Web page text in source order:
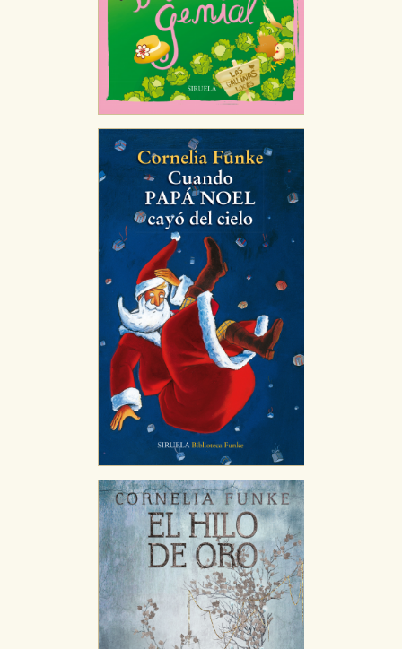
CONFIGURACIÓN DE COOKIES
RECHAZAR TODO
Cookies necesarias
Estas cookies son necesarias para que nuestro sitio
web funcione y no es posible deshabilitarlas desde
nuestro sistema. Es posible hacerlo desde el
navegador, pero en ese caso es posible que algunas
áreas de nuestra web dejen de funcionar
correctamente.
Cookies de rendimiento y analíticas
Estas cookies se utilizan para mejorar su experiencia
de navegación y optimizar el funcionamiento de
nuestro sitio web. Almacenan configuraciones de
servicios para que no tenga que reconfigurarlos cada
vez que nos visita. La información es agregada y, por lo
tanto, es anónima.
Cookies de publicidad y redes sociales
Estas cookies son gestionadas por nuestros socios
publicitarios y se utilizan para mostrar publicidad
relevante para sus intereses en otros sitios. No
almacenan directamente información personal sino
navegador y dispositivo de internet.
GUARDAR CONFIGURACIÓN
Puede consultar nuestra política de cookies